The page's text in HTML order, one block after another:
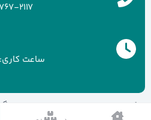
2117
ساعت کاری: 10 الی 22
کلیه حقوق سایت متعلق به برند